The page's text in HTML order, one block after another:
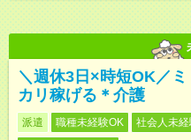
＼週休3日×時短OK／
カリ稼げる＊介護
派遣 職種未経験OK 社会人未